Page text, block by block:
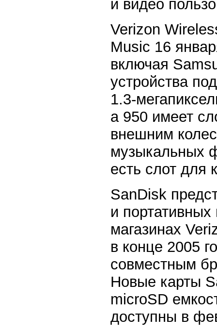
и видео
Verizon
Music 16
включая
устройства
1.3-
a 950 имеет
внешним
музыкальных
есть слот для
SanDisk
и
магазинах
в конце 2005
совместным
Новые карты
microSD
доступны в